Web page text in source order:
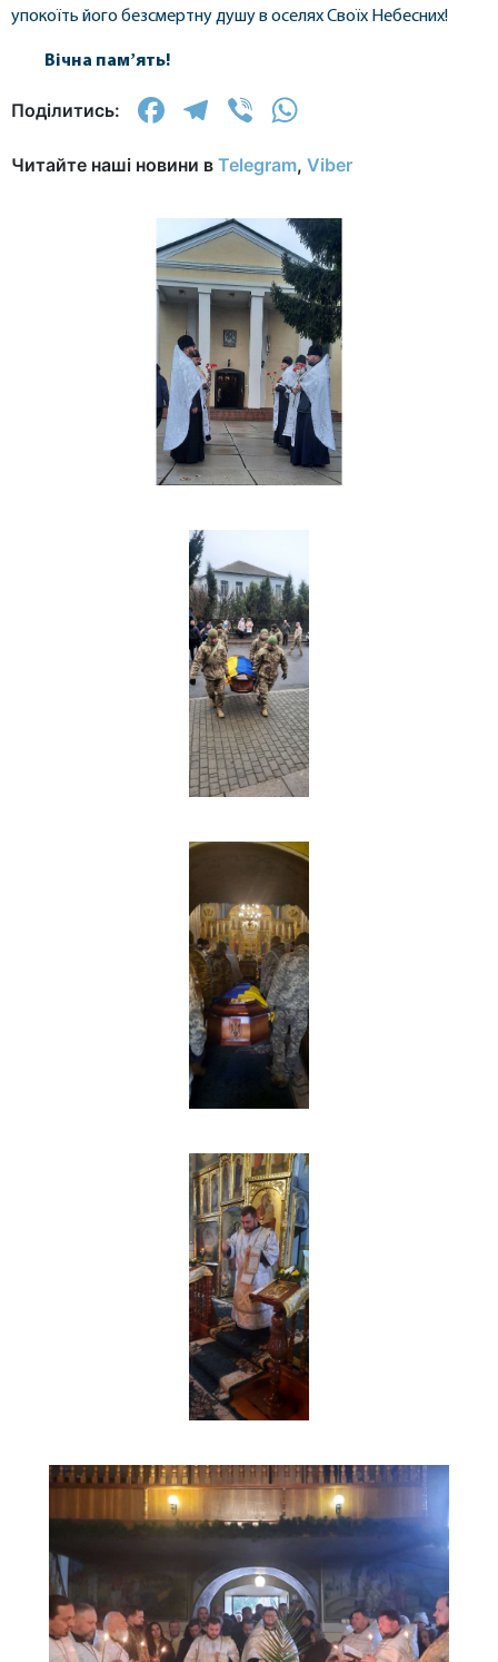
упокоїть його безсмертну душу в оселях Своїх Небесних!
Вічна памʼять!
Поділитись: Facebook
Telegram
Viber
Читайте наші новини в Telegram, Viber